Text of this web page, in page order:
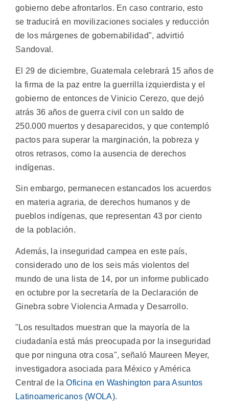
gobierno debe afrontarlos. En caso contrario, esto
se traducirá en movilizaciones sociales y reducción
de los márgenes de gobernabilidad", advirtió
Sandoval.
El 29 de diciembre, Guatemala celebrará 15 años de
la firma de la paz entre la guerrilla izquierdista y el
gobierno de entonces de Vinicio Cerezo, que dejó
atrás 36 años de guerra civil con un saldo de
250.000 muertos y desaparecidos, y que contempló
pactos para superar la marginación, la pobreza y
otros retrasos, como la ausencia de derechos
indígenas.
Sin embargo, permanecen estancados los acuerdos
en materia agraria, de derechos humanos y de
pueblos indígenas, que representan 43 por ciento
de la población.
Además, la inseguridad campea en este país,
considerado uno de los seis más violentos del
mundo de una lista de 14, por un informe publicado
en octubre por la secretaría de la Declaración de
Ginebra sobre Violencia Armada y Desarrollo.
"Los resultados muestran que la mayoría de la
ciudadanía está más preocupada por la inseguridad
que por ninguna otra cosa", señaló Maureen Meyer,
investigadora asociada para México y América
Central de laOficina en Washington para Asuntos
Latinoamericanos (WOLA).